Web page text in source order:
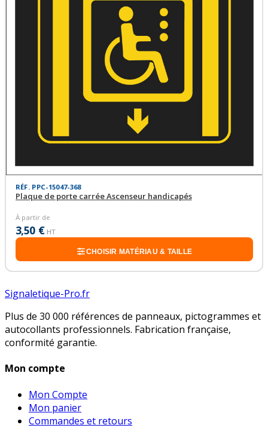
RÉF. PPC-15047-368
Plaque de porte carrée Ascenseur handicapés
À partir de
3,50 € HT
CHOISIR MATÉRIAU & TAILLE
Signaletique-Pro.fr
Plus de 30 000 références de panneaux, pictogrammes et
autocollants professionnels. Fabrication française,
conformité garantie.
Mon compte
Mon Compte
Mon panier
Commandes et retours